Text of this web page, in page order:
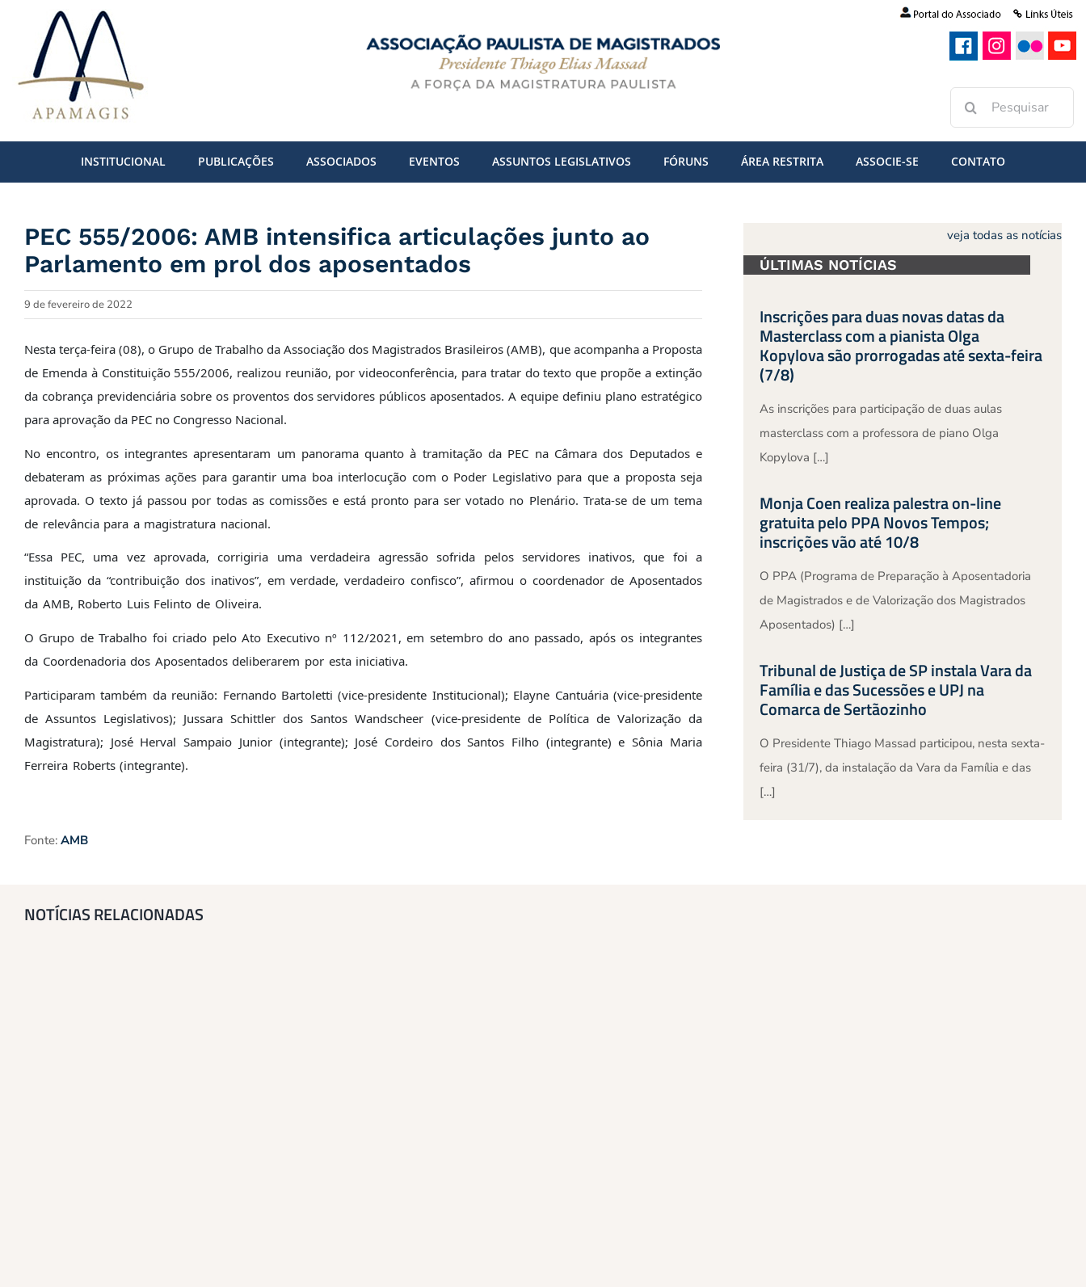
conteúdo
Buscar
resultados
INSTITUCIONAL PUBLICAÇÕES ASSOCIADOS EVENTOS ASSUNTOS LEGISLATIVOS FÓRUNS ÁREA RESTRITA ASSOCIE-SE CONTATO
PEC 555/2006: AMB intensifica articulações junto ao
Parlamento em prol dos aposentados
9 de fevereiro de 2022
Nesta terça-feira (08), o Grupo de Trabalho da Associação dos Magistrados Brasileiros (AMB), que acompanha a Proposta
de Emenda à Constituição 555/2006, realizou reunião, por videoconferência, para tratar do texto que propõe a extinção
da cobrança previdenciária sobre os proventos dos servidores públicos aposentados. A equipe definiu plano estratégico
para aprovação da PEC no Congresso Nacional.
No encontro, os integrantes apresentaram um panorama quanto à tramitação da PEC na Câmara dos Deputados e
debateram as próximas ações para garantir uma boa interlocução com o Poder Legislativo para que a proposta seja
aprovada. O texto já passou por todas as comissões e está pronto para ser votado no Plenário. Trata-se de um tema
de relevância para a magistratura nacional.
“Essa PEC, uma vez aprovada, corrigiria uma verdadeira agressão sofrida pelos servidores inativos, que foi a
instituição da “contribuição dos inativos”, em verdade, verdadeiro confisco”, afirmou o coordenador de Aposentados
da AMB, Roberto Luis Felinto de Oliveira.
O Grupo de Trabalho foi criado pelo Ato Executivo nº 112/2021, em setembro do ano passado, após os integrantes
da Coordenadoria dos Aposentados deliberarem por esta iniciativa.
Participaram também da reunião: Fernando Bartoletti (vice-presidente Institucional); Elayne Cantuária (vice-presidente
de Assuntos Legislativos); Jussara Schittler dos Santos Wandscheer (vice-presidente de Política de Valorização da
Magistratura); José Herval Sampaio Junior (integrante); José Cordeiro dos Santos Filho (integrante) e Sônia Maria
Ferreira Roberts (integrante).
Fonte:AMB
veja todas as notícias
ÚLTIMAS NOTÍCIAS
Inscrições para duas novas datas da
Masterclass com a pianista Olga
Kopylova são prorrogadas até sexta-feira
(7/8)
As inscrições para participação de duas aulas
masterclass com a professora de piano Olga
Kopylova […]
Monja Coen realiza palestra on-line
gratuita pelo PPA Novos Tempos;
inscrições vão até 10/8
O PPA (Programa de Preparação à Aposentadoria
de Magistrados e de Valorização dos Magistrados
Aposentados) […]
Tribunal de Justiça de SP instala Vara da
Família e das Sucessões e UPJ na
Comarca de Sertãozinho
O Presidente Thiago Massad participou, nesta sexta-
feira (31/7), da instalação da Vara da Família e das
[…]
NOTÍCIAS RELACIONADAS